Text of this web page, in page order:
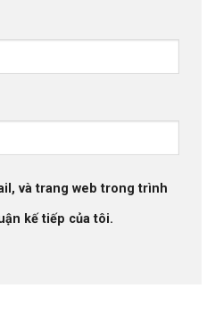
và trang web trong trình
kế tiếp của tôi.